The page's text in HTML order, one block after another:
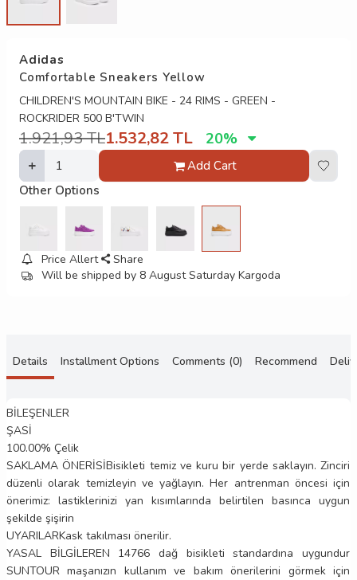
Adidas
Comfortable Sneakers Yellow
CHILDREN'S MOUNTAIN BIKE - 24 RIMS - GREEN -
ROCKRIDER 500 B'TWIN
1.921,93TL1.532,82TL 20%
Add Cart
Other Options
Price Allert
Share
Will be shipped by 8 August Saturday Kargoda
Details Installment Options Comments (0) Recommend
BİLEŞENLER
ŞASİ
100.00% Çelik
SAKLAMA ÖNERİSİBisikleti temiz ve kuru bir yerde saklayın. Zinciri
düzenli olarak temizleyin ve yağlayın. Her antrenman öncesi için
önerimiz: lastiklerinizi yan kısımlarında belirtilen basınca uygun
şekilde şişirin
UYARILARKask takılması önerilir.
YASAL BİLGİLEREN 14766 dağ bisikleti standardına uygundur
SUNTOUR maşanızın kullanım ve bakım önerilerini görmek için